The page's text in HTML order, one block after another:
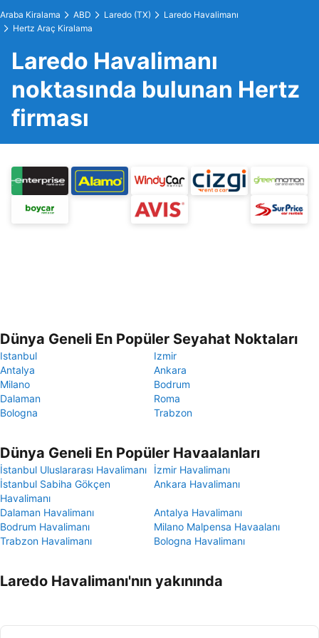
Araba Kiralama ABD Laredo (TX)
Laredo Havalimanı
Hertz Araç Kiralama
Laredo Havalimanı
noktasında bulunan Hertz
firması
Dünya Geneli En Popüler Seyahat Noktaları
Istanbul
Izmir
Antalya
Ankara
Milano
Bodrum
Dalaman
Roma
Bologna
Trabzon
Dünya Geneli En Popüler Havaalanları
İstanbul Uluslararası Havalimanı
İzmir Havalimanı
İstanbul Sabiha Gökçen
Havalimanı
Ankara Havalimanı
Dalaman Havalimanı
Antalya Havalimanı
Bodrum Havalimanı
Milano Malpensa Havaalanı
Trabzon Havalimanı
Bologna Havalimanı
Laredo Havalimanı'nın yakınında